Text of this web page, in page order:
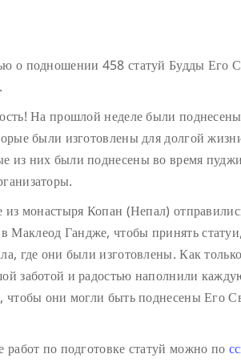
о подношении 458 статуй Будды Его
На прошлой неделе были
были изготовлены для долгой
из них были поднесены во время
из монастыря Копан (Непал)
Маклеод Гандже, чтобы принять
где они были изготовлены. Как
заботой и радостью наполнили
чтобы они могли быть поднесены Его
работ по подготовке статуй можно по